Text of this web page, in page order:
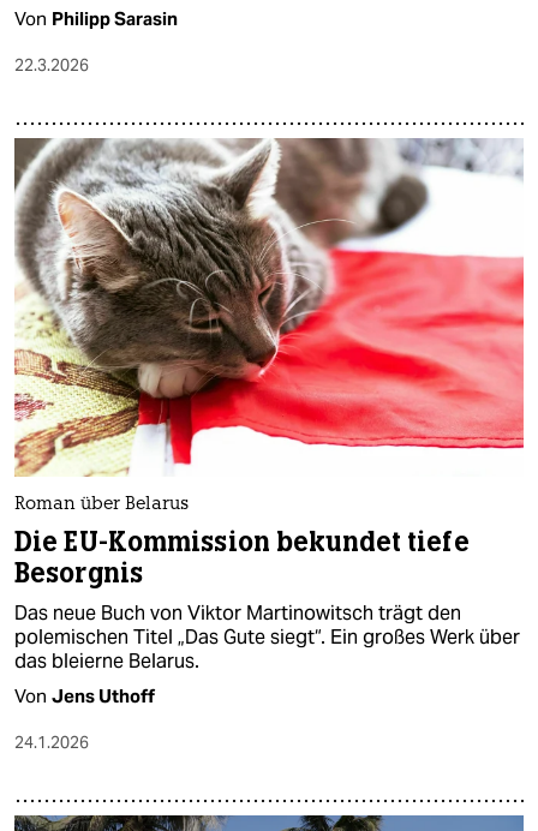
Von Philipp Sarasin
22.3.2026
Roman über Belarus
Die EU-Kommission bekundet tiefe
Besorgnis
Das neue Buch von Viktor Martinowitsch trägt den
polemischen Titel „Das Gute siegt“. Ein großes Werk über
das bleierne Belarus.
Von Jens Uthoff
24.1.2026